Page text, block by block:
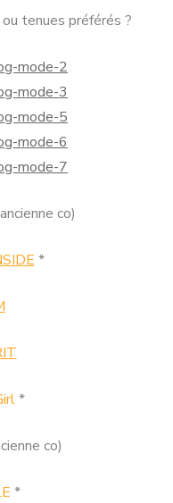
tenues préférés ?
co)
*
*
co)
*